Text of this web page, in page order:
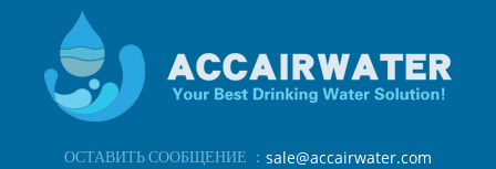
ОСТАВИТЬ СООБЩЕНИЕ ： sale@accairwater.com